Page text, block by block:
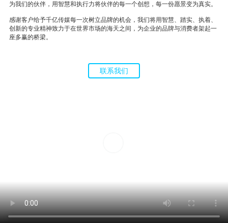
为我们的伙伴，用智慧和执行力将伙伴的每一个创想，每一份愿景变为真实。
感谢客户给予千亿传媒每一次树立品牌的机会，我们将用智慧、踏实、执着、
创新的专业精神致力于在世界市场的海天之间，为企业的品牌与消费者架起一
座多赢的桥梁。
联系我们